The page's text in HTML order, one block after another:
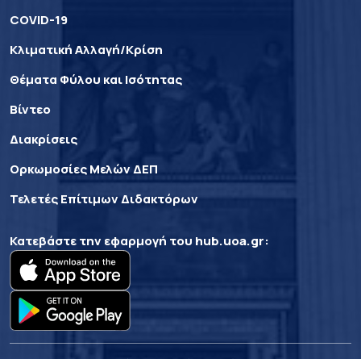
COVID-19
Κλιματική Αλλαγή/Κρίση
Θέματα Φύλου και Ισότητας
Βίντεο
Διακρίσεις
Ορκωμοσίες Μελών ΔΕΠ
Τελετές Επίτιμων Διδακτόρων
Κατεβάστε την εφαρμογή του hub.uoa.gr: